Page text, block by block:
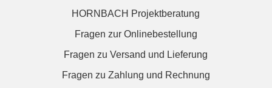
HORNBACH Projektberatung
Fragen zur Onlinebestellung
Fragen zu Versand und Lieferung
Fragen zu Zahlung und Rechnung